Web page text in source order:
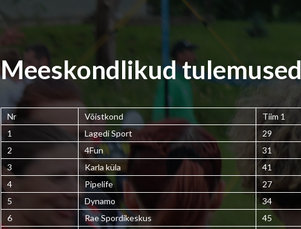
Meeskondlikud tulemused
Nr Võistkond Tiim 1
1
Lagedi Sport 29
2
4Fun 31
3
Karla küla 41
4
Pipelife 27
5
Dynamo 34
6
Rae Spordikeskus 45